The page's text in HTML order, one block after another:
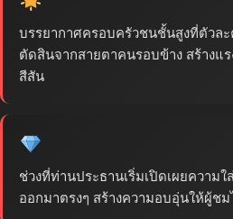
บรรยากาศครอบครัวชนชั้นสูงที่ตัวล
ตัดสินจากสายตาคนรอบข้าง สร้างแ
สีสัน
ช่วงที่ท่านประธานเริ่มเปิดเผยความ
ออกมาตรงๆ สร้างความอบอุ่นให้ผู้ช